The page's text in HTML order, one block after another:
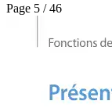
Page 5 / 46